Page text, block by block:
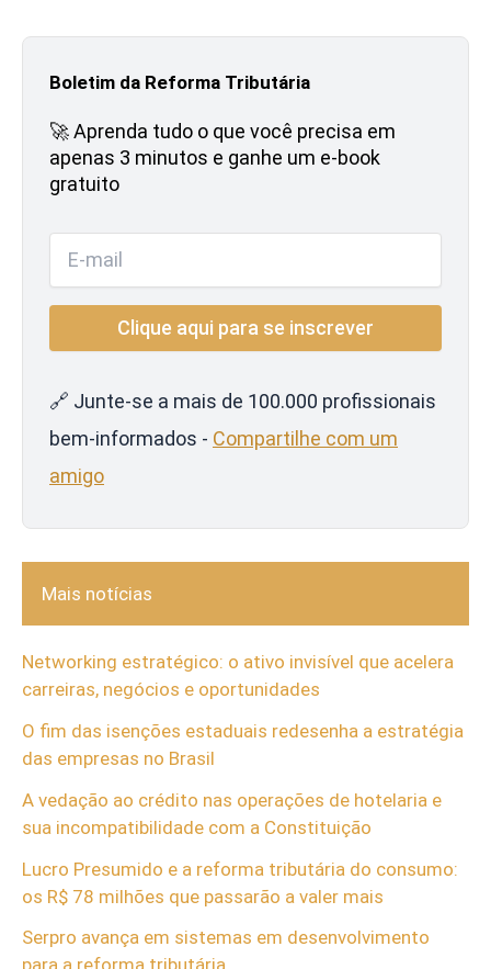
Boletim da Reforma Tributária
🚀 Aprenda tudo o que você precisa em
apenas 3 minutos e ganhe um e-book
gratuito
🔗 Junte-se a mais de 100.000 profissionais
bem-informados - Compartilhe com um
amigo
Mais notícias
Networking estratégico: o ativo invisível que acelera
carreiras, negócios e oportunidades
O fim das isenções estaduais redesenha a estratégia
das empresas no Brasil
A vedação ao crédito nas operações de hotelaria e
sua incompatibilidade com a Constituição
Lucro Presumido e a reforma tributária do consumo:
os R$ 78 milhões que passarão a valer mais
Serpro avança em sistemas em desenvolvimento